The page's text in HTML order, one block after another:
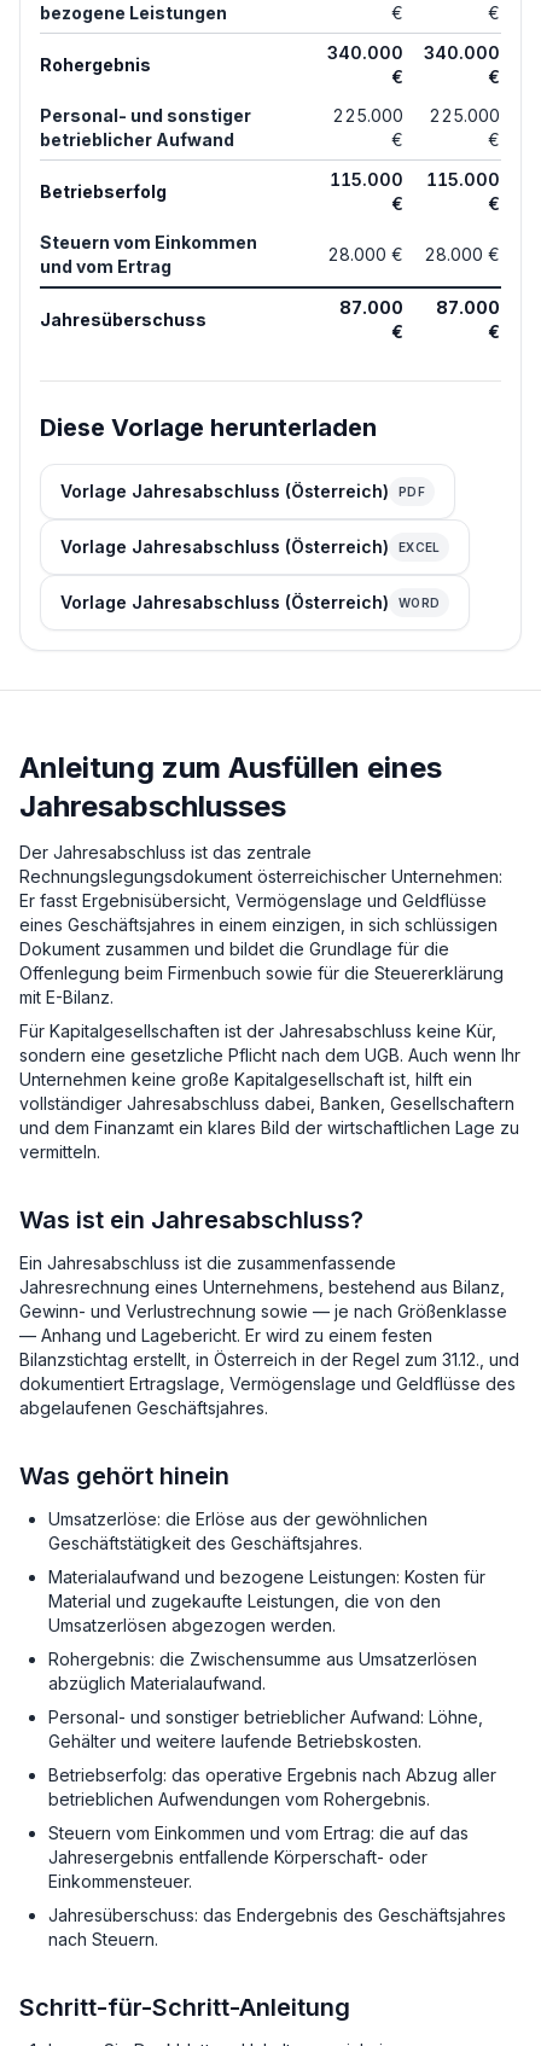
bezogene Leistungen
€
€
Rohergebnis
340.000
€
340.000
€
Personal- und sonstiger
betrieblicher Aufwand
225.000
€
225.000
€
Betriebserfolg
115.000
€
115.000
€
Steuern vom Einkommen
und vom Ertrag
28.000 € 28.000 €
Jahresüberschuss
87.000
€
87.000
€
Diese Vorlage herunterladen
Vorlage Jahresabschluss (Österreich) PDF
Vorlage Jahresabschluss (Österreich) EXCEL
Vorlage Jahresabschluss (Österreich) WORD
Anleitung zum Ausfüllen eines
Jahresabschlusses
Der Jahresabschluss ist das zentrale
Rechnungslegungsdokument österreichischer Unternehmen:
Er fasst Ergebnisübersicht, Vermögenslage und Geldflüsse
eines Geschäftsjahres in einem einzigen, in sich schlüssigen
Dokument zusammen und bildet die Grundlage für die
Offenlegung beim Firmenbuch sowie für die Steuererklärung
mit E-Bilanz.
Für Kapitalgesellschaften ist der Jahresabschluss keine Kür,
sondern eine gesetzliche Pflicht nach dem UGB. Auch wenn Ihr
Unternehmen keine große Kapitalgesellschaft ist, hilft ein
vollständiger Jahresabschluss dabei, Banken, Gesellschaftern
und dem Finanzamt ein klares Bild der wirtschaftlichen Lage zu
vermitteln.
Was ist ein Jahresabschluss?
Ein Jahresabschluss ist die zusammenfassende
Jahresrechnung eines Unternehmens, bestehend aus Bilanz,
Gewinn- und Verlustrechnung sowie — je nach Größenklasse
— Anhang und Lagebericht. Er wird zu einem festen
Bilanzstichtag erstellt, in Österreich in der Regel zum 31.12., und
dokumentiert Ertragslage, Vermögenslage und Geldflüsse des
abgelaufenen Geschäftsjahres.
Was gehört hinein
Umsatzerlöse: die Erlöse aus der gewöhnlichen
Geschäftstätigkeit des Geschäftsjahres.
Materialaufwand und bezogene Leistungen: Kosten für
Material und zugekaufte Leistungen, die von den
Umsatzerlösen abgezogen werden.
Rohergebnis: die Zwischensumme aus Umsatzerlösen
abzüglich Materialaufwand.
Personal- und sonstiger betrieblicher Aufwand: Löhne,
Gehälter und weitere laufende Betriebskosten.
Betriebserfolg: das operative Ergebnis nach Abzug aller
betrieblichen Aufwendungen vom Rohergebnis.
Steuern vom Einkommen und vom Ertrag: die auf das
Jahresergebnis entfallende Körperschaft- oder
Einkommensteuer.
Jahresüberschuss: das Endergebnis des Geschäftsjahres
nach Steuern.
Schritt-für-Schritt-Anleitung